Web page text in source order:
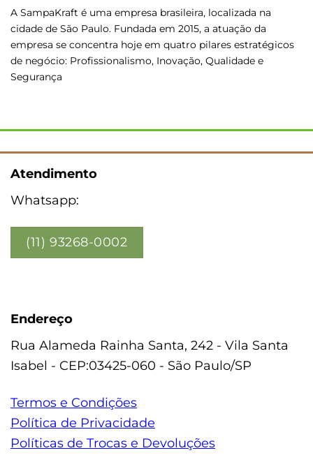
A SampaKraft é uma empresa brasileira, localizada na
cidade de São Paulo. Fundada em 2015, a atuação da
empresa se concentra hoje em quatro pilares estratégicos
de negócio: Profissionalismo, Inovação, Qualidade e
Segurança
Atendimento
Whatsapp:
(11) 93268-0002
Endereço
Rua Alameda Rainha Santa, 242 - Vila Santa
Isabel - CEP:03425-060 - São Paulo/SP
Termos e Condições
Política de Privacidade
Políticas de Trocas e Devoluções